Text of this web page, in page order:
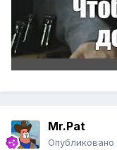
Mr.Pat
Опубликовано